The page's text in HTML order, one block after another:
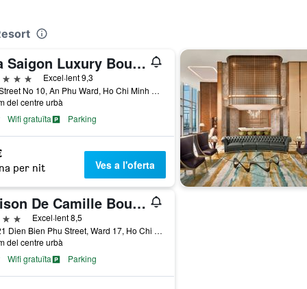
Mia Saigon Luxury Boutique Hotel
Excel·lent 9,3
2 -4, Street No 10, An Phu Ward, Ho Chi Minh City, Vietnam
del centre urbà
Wifi gratuïta
Parking
per nit Ves a l'oferta
Maison De Camille Boutique Hotel
Excel·lent 8,5
174/21 Dien Bien Phu Street, Ward 17, Ho Chi Minh City, Vietnam
del centre urbà
Wifi gratuïta
Parking